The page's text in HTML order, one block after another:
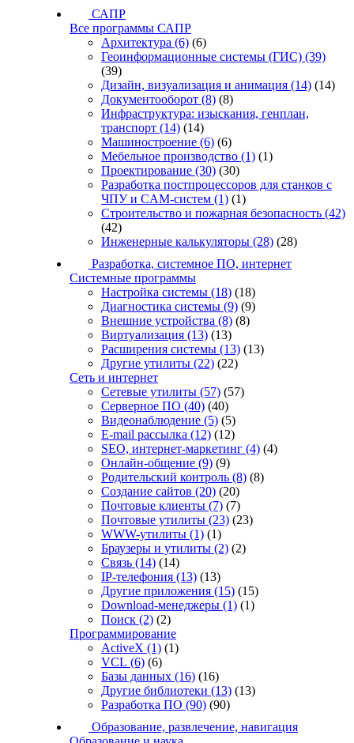
САПР
Все программы САПР
Архитектура (6) (6)
Геоинформационные системы (ГИС) (39)
(39)
Дизайн, визуализация и анимация (14) (14)
Документооборот (8) (8)
Инфраструктура: изыскания, генплан,
транспорт (14) (14)
Машиностроение (6) (6)
Мебельное производство (1) (1)
Проектирование (30) (30)
Разработка постпроцессоров для станков с
ЧПУ и CAM-систем (1) (1)
Строительство и пожарная безопасность (42)
(42)
Инженерные калькуляторы (28) (28)
Разработка, системное ПО, интернет
Системные программы
Настройка системы (18) (18)
Диагностика системы (9) (9)
Внешние устройства (8) (8)
Виртуализация (13) (13)
Расширения системы (13) (13)
Другие утилиты (22) (22)
Сеть и интернет
Сетевые утилиты (57) (57)
Серверное ПО (40) (40)
Видеонаблюдение (5) (5)
E-mail рассылка (12) (12)
SEO, интернет-маркетинг (4) (4)
Онлайн-общение (9) (9)
Родительский контроль (8) (8)
Создание сайтов (20) (20)
Почтовые клиенты (7) (7)
Почтовые утилиты (23) (23)
WWW-утилиты (1) (1)
Браузеры и утилиты (2) (2)
Связь (14) (14)
IP-телефония (13) (13)
Другие приложения (15) (15)
Download-менеджеры (1) (1)
Поиск (2) (2)
Программирование
ActiveX (1) (1)
VCL (6) (6)
Базы данных (16) (16)
Другие библиотеки (13) (13)
Разработка ПО (90) (90)
Образование, развлечение, навигация